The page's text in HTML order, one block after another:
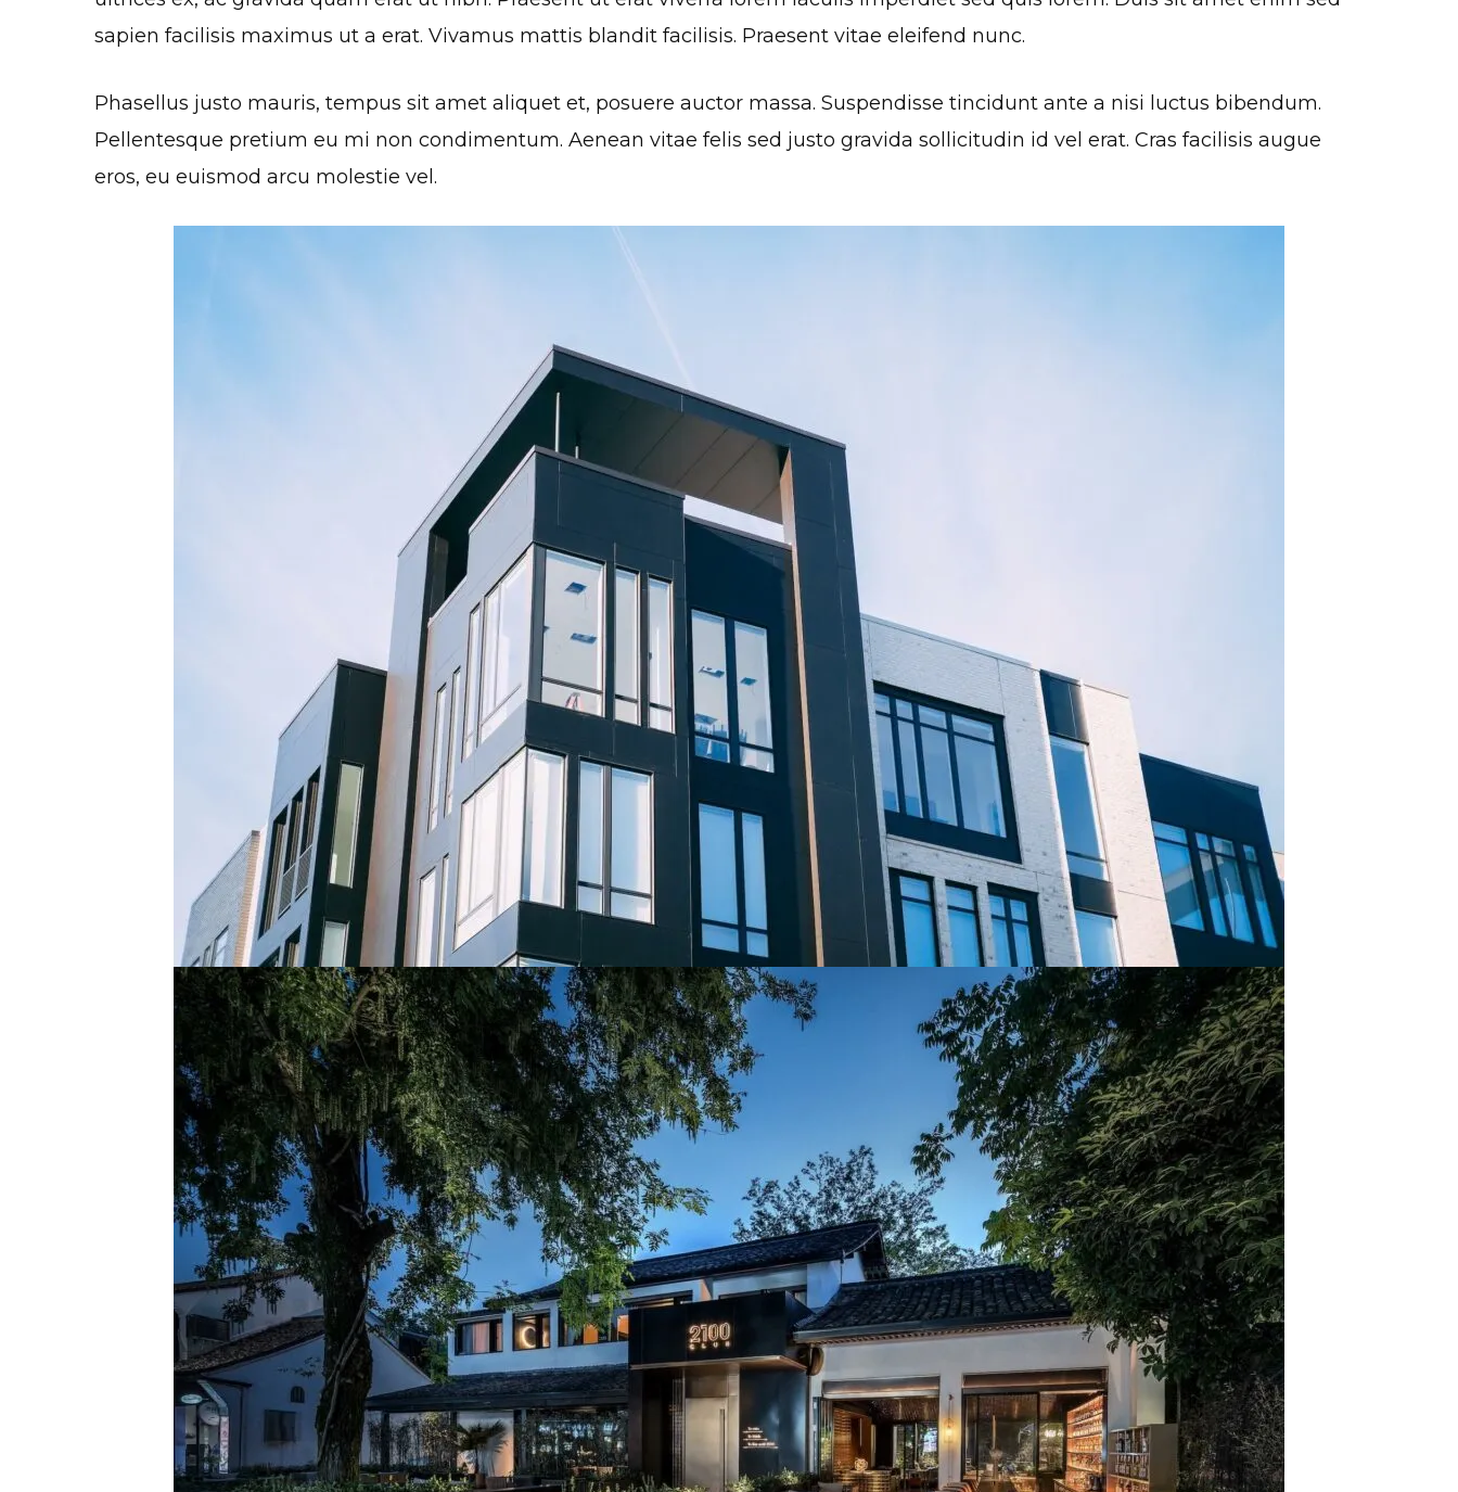
sapien facilisis maximus ut a erat. Vivamus mattis blandit facilisis. Praesent vitae eleifend nunc.
Phasellus justo mauris, tempus sit amet aliquet et, posuere auctor massa. Suspendisse tincidunt ante a nisi luctus bibendum.
Pellentesque pretium eu mi non condimentum. Aenean vitae felis sed justo gravida sollicitudin id vel erat. Cras facilisis augue
eros, eu euismod arcu molestie vel.